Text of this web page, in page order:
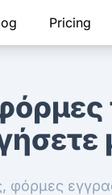
Pricing
φόρμες